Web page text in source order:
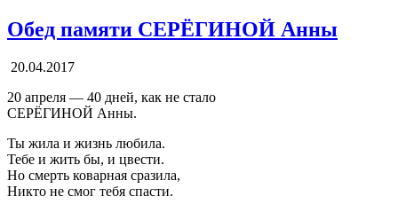
Обед памяти СЕРЁГИНОЙ Анны
20.04.2017
20 апреля — 40 дней, как не стало
СЕРЁГИНОЙ Анны.
Ты жила и жизнь любила.
Тебе и жить бы, и цвести.
Но смерть коварная сразила,
Никто не смог тебя спасти.